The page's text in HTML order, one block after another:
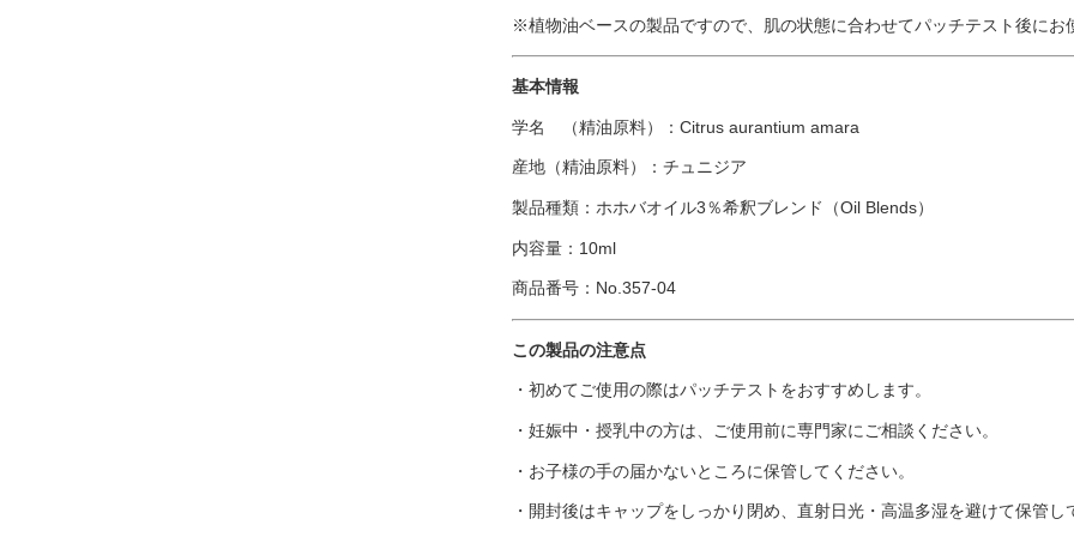
※植物油ベースの製品ですので、肌の状態に合わせてパッチテスト後にお
基本情報
学名 （精油原料）：Citrus aurantium amara
産地（精油原料）：チュニジア
製品種類：ホホバオイル3％希釈ブレンド（Oil Blends）
内容量：10ml
商品番号：No.357-04
この製品の注意点
・初めてご使用の際はパッチテストをおすすめします。
・妊娠中・授乳中の方は、ご使用前に専門家にご相談ください。
・お子様の手の届かないところに保管してください。
・開封後はキャップをしっかり閉め、直射日光・高温多湿を避けて保管し